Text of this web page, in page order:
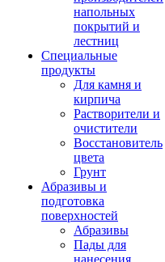
напольных
покрытий и
лестниц
Специальные
продукты
Для камня и
кирпича
Растворители и
очистители
Восстановитель
цвета
Грунт
Абразивы и
подготовка
поверхностей
Абразивы
Пады для
нанесения